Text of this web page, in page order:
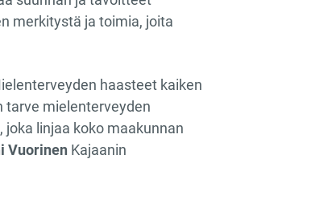
merkitystä ja toimia, joita
haasteet kaiken
tarve mielenterveyden
linjaa koko maakunnan
Vuorinen Kajaanin